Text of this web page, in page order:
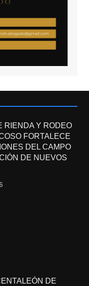
RIENDA Y RODEO
FORTALECE
DEL CAMPO
DE NUEVOS
DE